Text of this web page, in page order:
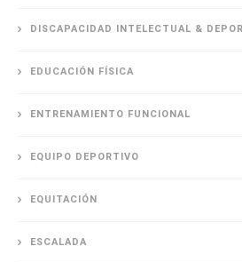
DISCAPACIDAD INTELECTUAL &
EDUCACIÓN FÍSICA
ENTRENAMIENTO FUNCIONAL
EQUIPO DEPORTIVO
EQUITACIÓN
ESCALADA